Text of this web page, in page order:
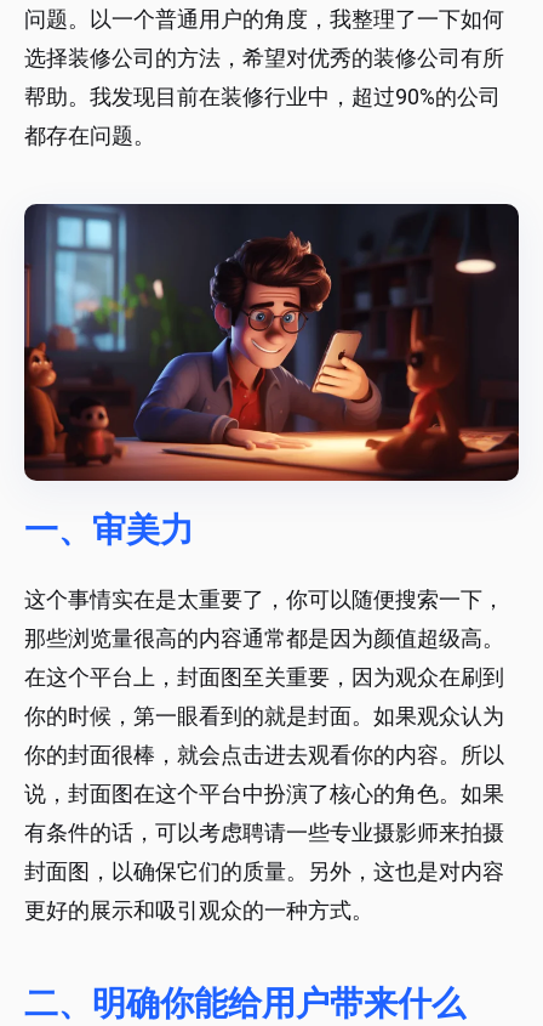
问题。以一个普通用户的角度，我整理了一下如何
选择装修公司的方法，希望对优秀的装修公司有所
帮助。我发现目前在装修行业中，超过90%的公司
都存在问题。
一、审美力
这个事情实在是太重要了，你可以随便搜索一下，
那些浏览量很高的内容通常都是因为颜值超级高。
在这个平台上，封面图至关重要，因为观众在刷到
你的时候，第一眼看到的就是封面。如果观众认为
你的封面很棒，就会点击进去观看你的内容。所以
说，封面图在这个平台中扮演了核心的角色。如果
有条件的话，可以考虑聘请一些专业摄影师来拍摄
封面图，以确保它们的质量。另外，这也是对内容
更好的展示和吸引观众的一种方式。
二、明确你能给用户带来什么